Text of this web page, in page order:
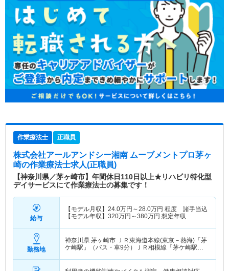
作業療法士 正職員
株式会社アールアンドシー湘南 ムーブメントプロ茅ヶ
崎の作業療法士求人(正職員)
【神奈川県／茅ヶ崎市】年間休日110日以上★リハビリ特化型
デイサービスにて作業療法士の募集です！
給与
【モデル月収】 24.0万円～28.0万円 程度 諸手当込
【モデル年収】 320万円～380万円 想定年収
勤務地
神奈川県 茅ヶ崎市 ＪＲ東海道本線(東京－熱海)「茅
ケ崎駅」（バス・車9分）ＪＲ相模線「茅ケ崎駅」